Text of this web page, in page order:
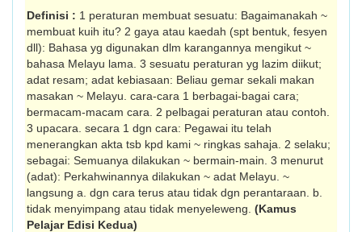
Definisi : 1 peraturan membuat sesuatu: Bagaimanakah ~
membuat kuih itu? 2 gaya atau kaedah (spt bentuk, fesyen
dll): Bahasa yg digunakan dlm karangannya mengikut ~
bahasa Melayu lama. 3 sesuatu peraturan yg lazim diikut;
adat resam; adat kebiasaan: Beliau gemar sekali makan
masakan ~ Melayu. cara-cara 1 berbagai-bagai cara;
bermacam-macam cara. 2 pelbagai peraturan atau contoh.
3 upacara. secara 1 dgn cara: Pegawai itu telah
menerangkan akta tsb kpd kami ~ ringkas sahaja. 2 selaku;
sebagai: Semuanya dilakukan ~ bermain-main. 3 menurut
(adat): Perkahwinannya dilakukan ~ adat Melayu. ~
langsung a. dgn cara terus atau tidak dgn perantara­an. b.
tidak menyimpang atau tidak menyeleweng. (Kamus
Pelajar Edisi Kedua)